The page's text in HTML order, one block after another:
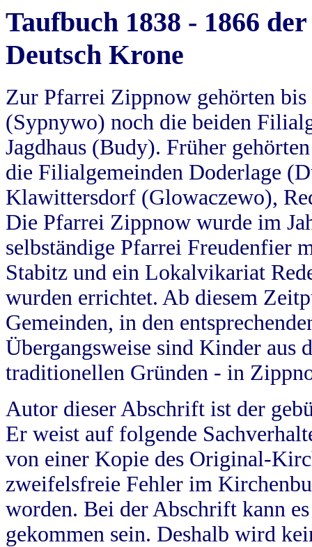
Taufbuch 1838 - 1866
Deutsch Krone
Zur Pfarrei Zippnow gehörten
(Sypnywo) noch die beiden
Jagdhaus (Budy). Früher
die Filialgemeinden Doderlage
Klawittersdorf (Glowaczewo),
Die Pfarrei Zippnow wurde im
selbständige Pfarrei Freudenfier
Stabitz und ein Lokalvikariat
wurden errichtet. Ab diesem
Gemeinden, in den
Übergangsweise sind Kinder aus
traditionellen Gründen - in
Autor dieser Abschrift ist der
Er weist auf folgende
von einer Kopie des Original-
zweifelsfreie Fehler im
worden. Bei der Abschrift kann
gekommen sein. Deshalb wird